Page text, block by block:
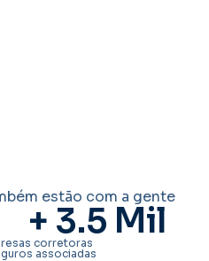
estão com a gente
+ 3.5 Mil
corretoras
associadas